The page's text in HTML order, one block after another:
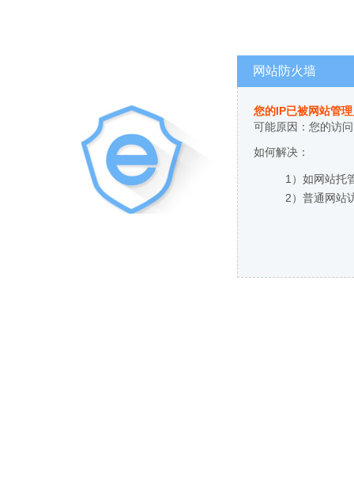
网站防火墙
您的IP已被网站管
可能原因：您的访
如何解决：
1）如网站托
2）普通网站